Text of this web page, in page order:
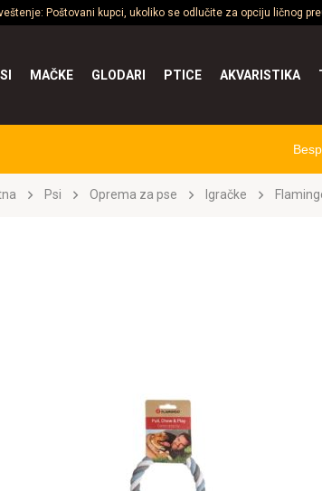
Poštovani kupci, ukoliko se odlučite za opciju ličnog
MAČKE GLODARI PTICE AKVARISTIKA
Psi Oprema za pse Igračke